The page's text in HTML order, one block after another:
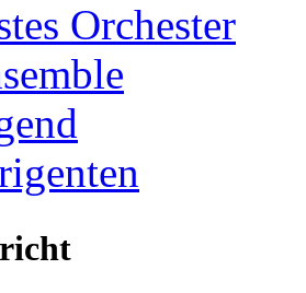
Orchester